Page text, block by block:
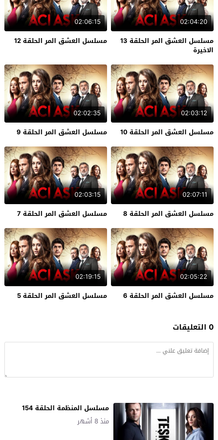
02:04:20
مسلسل العشق المر الحلقة 13
الاخيرة
02:06:15
مسلسل العشق المر الحلقة 12
02:03:12
مسلسل العشق المر الحلقة 10
02:02:35
مسلسل العشق المر الحلقة 9
02:07:11
مسلسل العشق المر الحلقة 8
02:03:15
مسلسل العشق المر الحلقة 7
02:05:22
مسلسل العشق المر الحلقة 6
02:19:15
مسلسل العشق المر الحلقة 5
0 التعليقات
مسلسل المنظمة الحلقة 154
منذ 8 أشهر